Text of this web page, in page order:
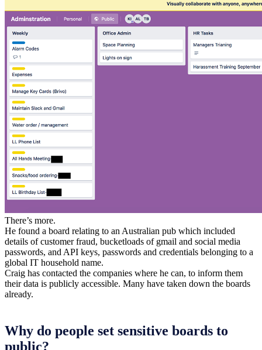
There’s more.
He found a board relating to an Australian pub which included
details of customer fraud, bucketloads of gmail and social media
passwords, and API keys, passwords and credentials belonging to a
global IT household name.
Craig has contacted the companies where he can, to inform them
their data is publicly accessible. Many have taken down the boards
already.
Why do people set sensitive boards to
public?